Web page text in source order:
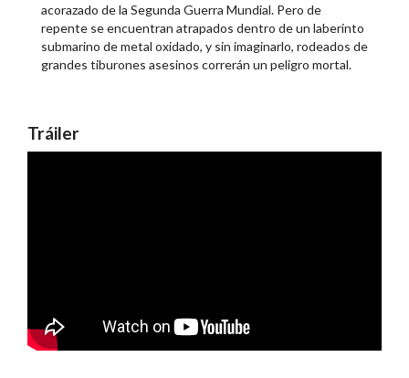
acorazado de la Segunda Guerra Mundial. Pero de
repente se encuentran atrapados dentro de un laberinto
submarino de metal oxidado, y sin imaginarlo, rodeados de
grandes tiburones asesinos correrán un peligro mortal.
Tráiler